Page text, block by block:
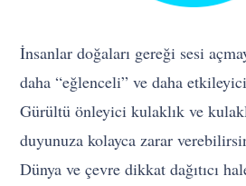
İnsanlar doğaları gereği sesi
daha “eğlenceli” ve daha
Gürültü önleyici kulaklık ve
duyunuza kolayca zarar
Dünya ve çevre dikkat dağıtıcı